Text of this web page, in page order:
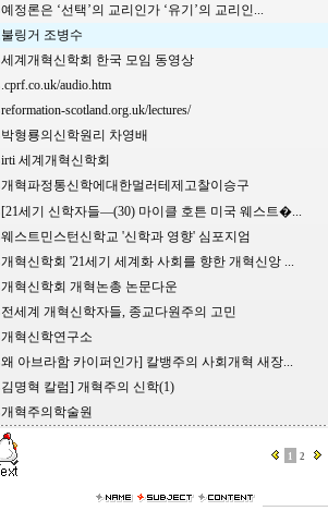
예정론은 ‘선택’의 교리인가 ‘유기’의 교리인...
불링거 조병수
세계개혁신학회 한국 모임 동영상
.cprf.co.uk/audio.htm
reformation-scotland.org.uk/lectures/
박형룡의신학원리 차영배
irti 세계개혁신학회
개혁파정통신학에대한멀러테제고찰이승구
[21세기 신학자들―(30) 마이클 호튼 미국 웨스트�...
웨스트민스턴신학교 '신학과 영향' 심포지엄
개혁신학회 '21세기 세계화 사회를 향한 개혁신앙 ...
개혁신학회 개혁논총 논문다운
전세계 개혁신학자들, 종교다원주의 고민
개혁신학연구소
왜 아브라함 카이퍼인가] 칼뱅주의 사회개혁 새장...
김명혁 칼럼] 개혁주의 신학(1)
개혁주의학술원
1 2